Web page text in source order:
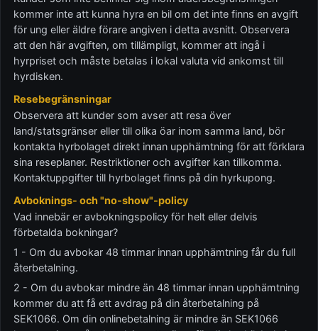
kommer inte att kunna hyra en bil om det inte finns en avgift
för ung eller äldre förare angiven i detta avsnitt. Observera
att den här avgiften, om tillämpligt, kommer att ingå i
hyrpriset och måste betalas i lokal valuta vid ankomst till
hyrdisken.
Resebegränsningar
Observera att kunder som avser att resa över
land/statsgränser eller till olika öar inom samma land, bör
kontakta hyrbolaget direkt innan upphämtning för att förklara
sina reseplaner. Restriktioner och avgifter kan tillkomma.
Kontaktuppgifter till hyrbolaget finns på din hyrkupong.
Avboknings- och "no-show"-policy
Vad innebär er avbokningspolicy för helt eller delvis
förbetalda bokningar?
1 - Om du avbokar 48 timmar innan upphämtning får du full
återbetalning.
2 - Om du avbokar mindre än 48 timmar innan upphämtning
kommer du att få ett avdrag på din återbetalning på
SEK1066. Om din onlinebetalning är mindre än SEK1066